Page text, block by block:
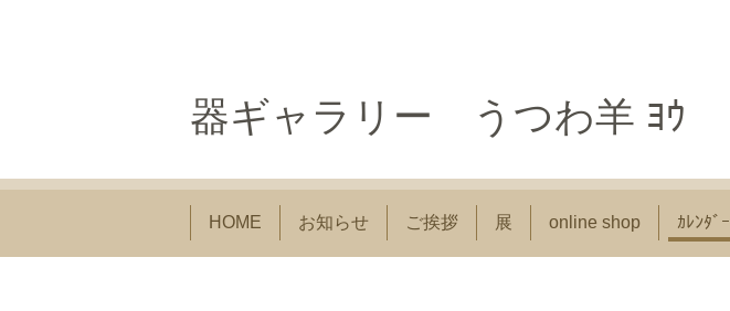
器ギャラリー うつわ羊 ﾖｳ
HOME お知らせ ご挨拶 展 online shop ｶﾚﾝﾀﾞｰ